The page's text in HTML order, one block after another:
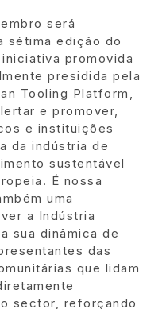
será
sétima edição do
promovida
presidida pela
Tooling Platform,
e promover,
e instituições
da indústria de
sustentável
É nossa
uma
a Indústria
sua dinâmica de
das
que lidam
sector, reforçando